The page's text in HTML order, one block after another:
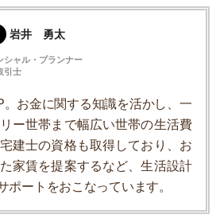
岩井 勇太
シャル・プランナー
引士
。お金に関する知識を活かし、一
ー世帯まで幅広い世帯の生活費
建士の資格も取得しており、お
家賃を提案するなど、生活設計
ポートをおこなっています。